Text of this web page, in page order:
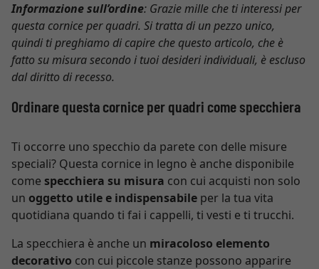
Informazione sull’ordine: Grazie mille che ti interessi per
questa cornice per quadri. Si tratta di un pezzo unico,
quindi ti preghiamo di capire che questo articolo, che è
fatto su misura secondo i tuoi desideri individuali, è escluso
dal diritto di recesso.
Ordinare questa cornice per quadri come specchiera
Ti occorre uno specchio da parete con delle misure
speciali? Questa cornice in legno è anche disponibile
come specchiera su misura con cui acquisti non solo
un oggetto utile e indispensabile per la tua vita
quotidiana quando ti fai i cappelli, ti vesti e ti trucchi.
La specchiera è anche un miracoloso elemento
decorativo con cui piccole stanze possono apparire